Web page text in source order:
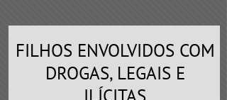
FILHOS ENVOLVIDOS COM
DROGAS, LEGAIS E